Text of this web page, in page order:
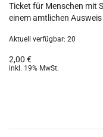
Ticket für Menschen mit
einem amtlichen Ausweis
Aktuell verfügbar: 20
2,00 €
inkl. 19% MwSt.